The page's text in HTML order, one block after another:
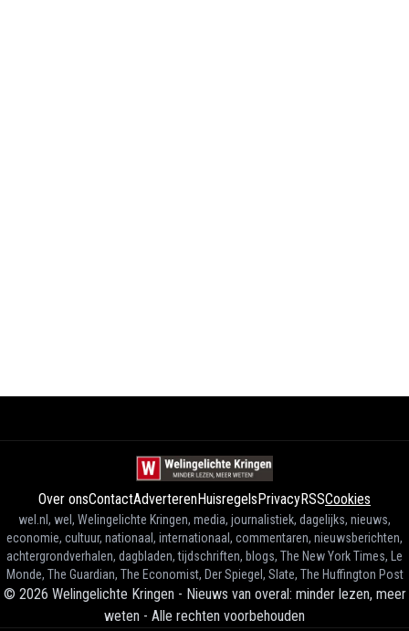
Over onsContactAdverterenHuisregelsPrivacyRSSCookies
wel.nl, wel, Welingelichte Kringen, media, journalistiek, dagelijks, nieuws,
economie, cultuur, nationaal, internationaal, commentaren, nieuwsberichten,
achtergrondverhalen, dagbladen, tijdschriften, blogs, The New York Times, Le
Monde, The Guardian, The Economist, Der Spiegel, Slate, The Huffington Post
© 2026 Welingelichte Kringen - Nieuws van overal: minder lezen, meer
weten - Alle rechten voorbehouden